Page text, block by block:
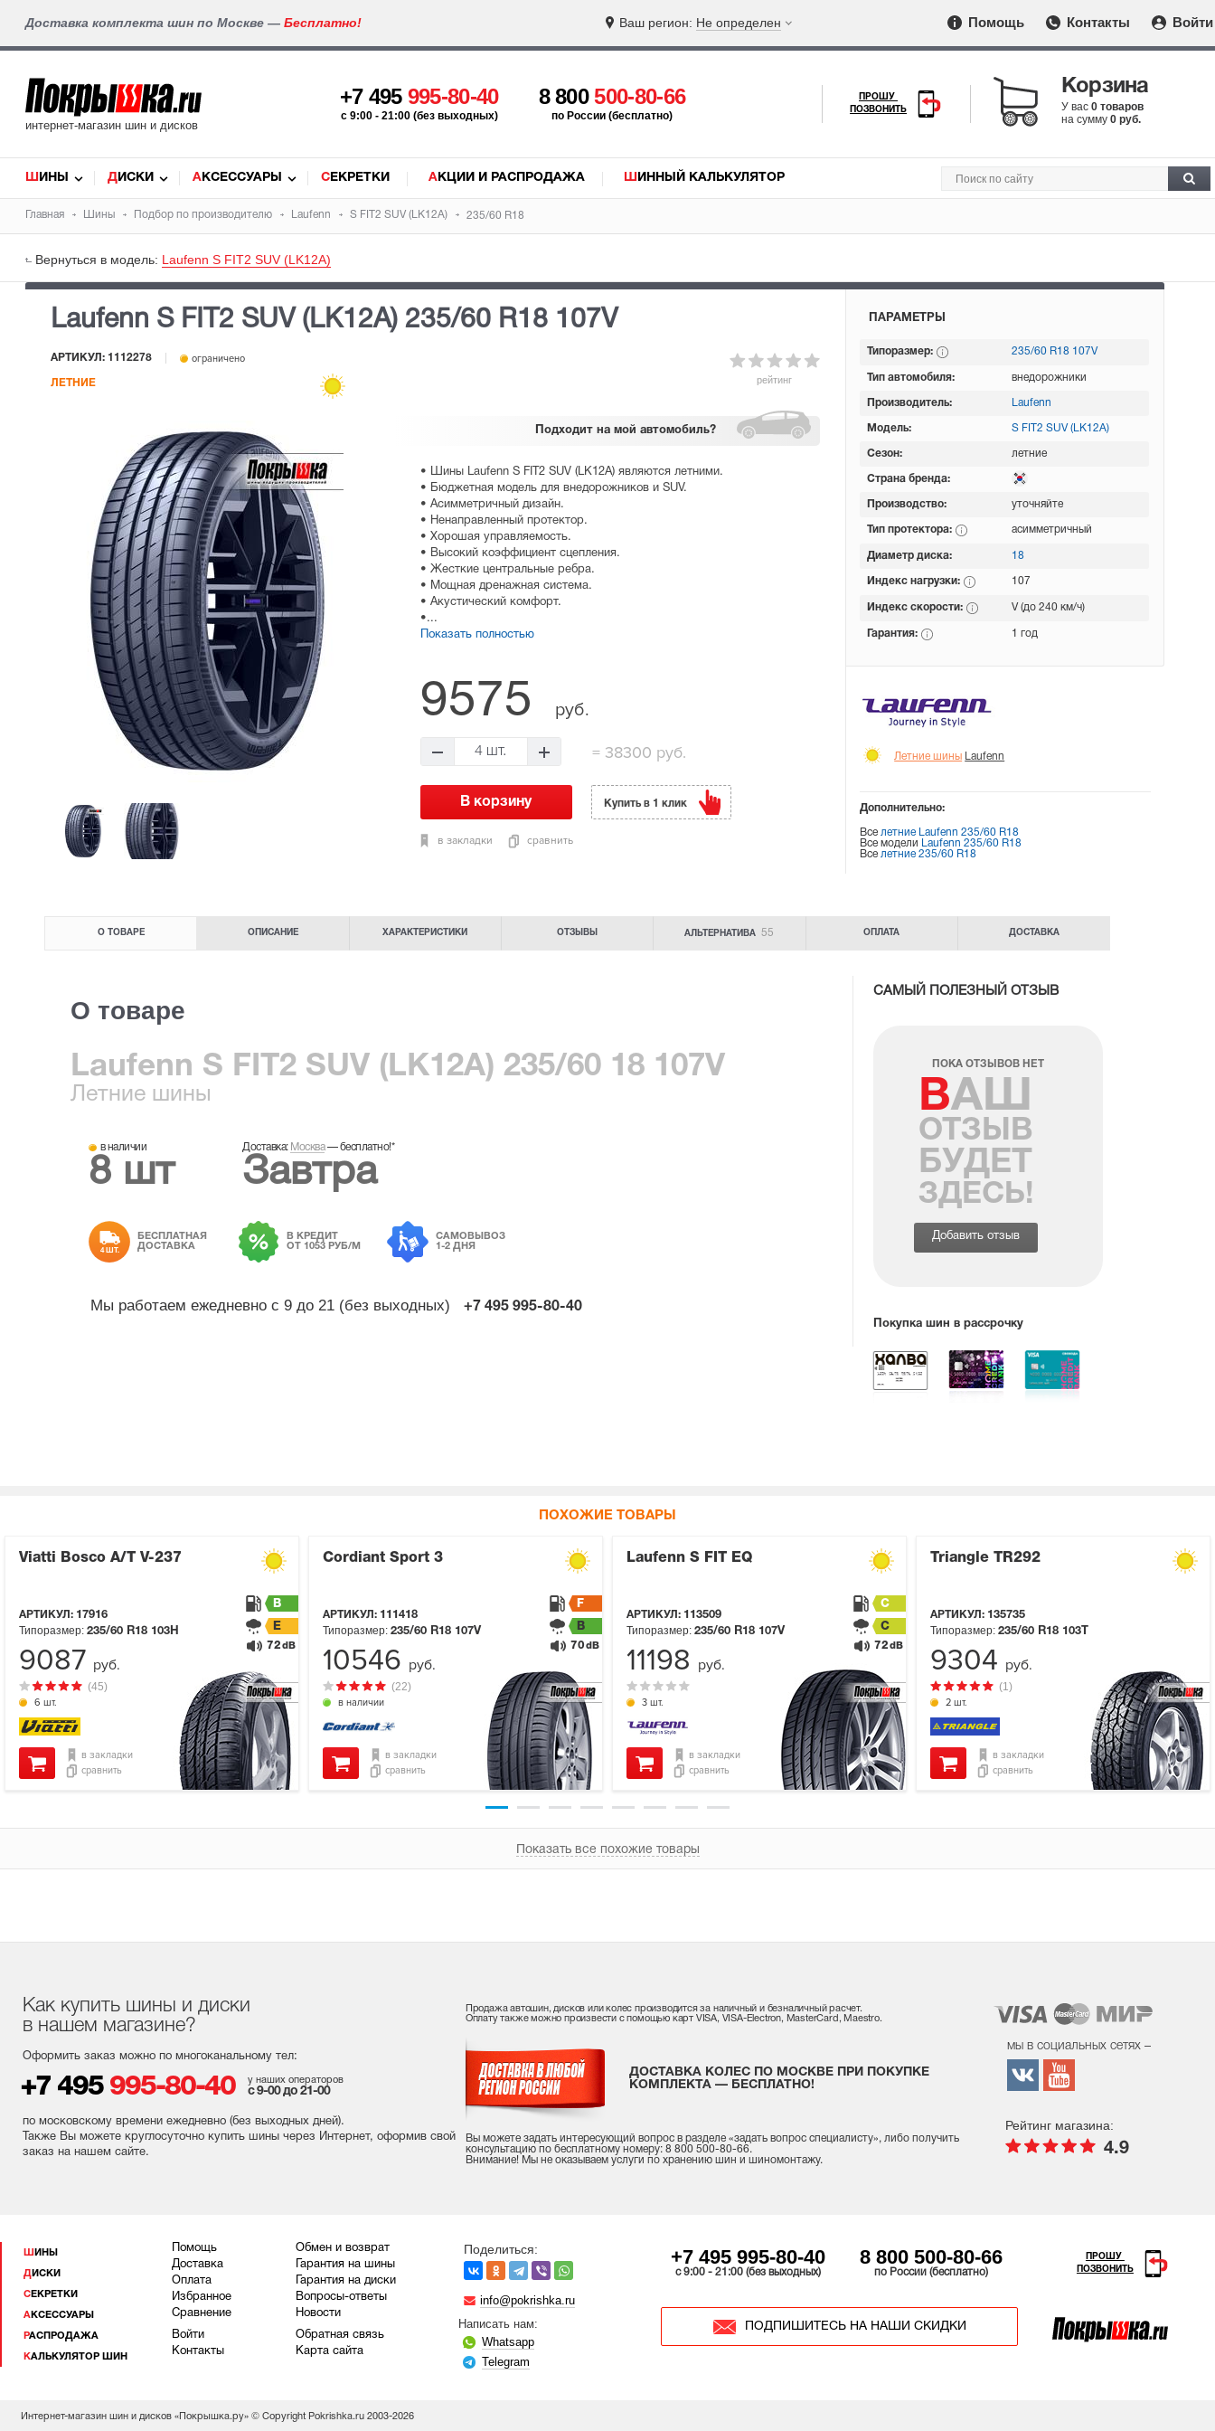
Доставка комплекта шин по Москве — Бесплатно! Ваш регион: Не определен Помощь Контакты Войти
интернет-магазин шин и дисков
+7 495 995-80-40
c 9:00 - 21:00 (без выходных)
8 800500-80-66
по России (бесплатно)
ПРОШУ
ПОЗВОНИТЬ
Корзина
У вас 0 товаров
на сумму 0 руб.
ШИНЫ ДИСКИ АКСЕССУАРЫ СЕКРЕТКИ АКЦИИ И РАСПРОДАЖА ШИННЫЙ КАЛЬКУЛЯТОР
Главная Шины Подбор по производителю Laufenn S FIT2 SUV (LK12A) 235/60 R18
Вернуться в модель: Laufenn S FIT2 SUV (LK12A)
Laufenn S FIT2 SUV (LK12A) 235/60 R18 107V
рейтинг
АРТИКУЛ: 1112278 ограничено
ЛЕТНИЕ
Подходит на мой автомобиль?
• Шины Laufenn S FIT2 SUV (LK12A) являются летними.
• Бюджетная модель для внедорожников и SUV.
• Асимметричный дизайн.
• Ненаправленный протектор.
• Хорошая управляемость.
• Высокий коэффициент сцепления.
• Жесткие центральные ребра.
• Мощная дренажная система.
• Акустический комфорт.
•...
Показать полностью
9575 руб.
4 шт. =38300 руб.
в закладки сравнить
Купить в 1 клик
ПАРАМЕТРЫ
Типоразмер: 235/60 R18 107V
Тип автомобиля: внедорожники
Производитель: Laufenn
Модель: S FIT2 SUV (LK12A)
Сезон: летние
Страна бренда:
Производство: уточняйте
Тип протектора: асимметричный
Диаметр диска: 18
Индекс нагрузки: 107
Индекс скорости: V (до 240 км/ч)
Гарантия: 1 год
Летние шины Laufenn
Дополнительно:
Все летние Laufenn 235/60 R18
Все модели
Laufenn 235/60 R18
Все летние 235/60 R18
О ТОВАРЕ ОПИСАНИЕ ХАРАКТЕРИСТИКИ ОТЗЫВЫ АЛЬТЕРНАТИВА 55 ОПЛАТА ДОСТАВКА
О товаре
Laufenn S FIT2 SUV (LK12A) 235/60 18 107V
Летние шины
в наличии
8 шт
Доставка: Москва—бесплатно!*
Завтра
4 ШТ.
БЕСПЛАТНАЯ
ДОСТАВКА
В КРЕДИТ
ОТ 1053 РУБ/М
САМОВЫВОЗ
1-2 ДНЯ
Мы работаем ежедневно с 9 до 21 (без выходных) +7 495 995-80-40
САМЫЙ ПОЛЕЗНЫЙ ОТЗЫВ
ПОКА ОТЗЫВОВ НЕТ
ВАШ
ОТЗЫВ
БУДЕТ
ЗДЕСЬ!
Добавить отзыв
Покупка шин в рассрочку
ПОХОЖИЕ ТОВАРЫ
Viatti Bosco A/T V-237
АРТИКУЛ: 17916
6 шт.
(45)
Типоразмер: 235/60 R18 103H
B
E
72 dB
в закладки
сравнить
9087 руб.
Cordiant Sport 3
АРТИКУЛ: 111418
в наличии
(22)
Типоразмер: 235/60 R18 107V
F
B
70 dB
в закладки
сравнить
10546 руб.
Laufenn S FIT EQ
АРТИКУЛ: 113509
3 шт.
Типоразмер: 235/60 R18 107V
C
C
72 dB
в закладки
сравнить
11198 руб.
Triangle TR292
АРТИКУЛ: 135735
2 шт.
(1)
Типоразмер: 235/60 R18 103T
в закладки
сравнить
9304 руб.
Показать все похожие товары
Как купить шины и диски
в нашем магазине?
Оформить заказ можно по многоканальному тел:
+7 495 995-80-40 у наших операторов
с 9-00 до 21-00
по московскому времени ежедневно (без выходных дней).
Также Вы можете круглосуточно купить шины через Интернет, оформив свой
заказ на нашем сайте.
Продажа автошин, дисков или колес производится за наличный и безналичный расчет.
Оплату также можно произвести с помощью карт VISA, VISA-Electron, MasterCard, Maestro.
ДОСТАВКА КОЛЕС ПО МОСКВЕ ПРИ ПОКУПКЕ
КОМПЛЕКТА — БЕСПЛАТНО!
Вы можете задать интересующий вопрос в разделе «задать вопрос специалисту», либо получить
консультацию по бесплатному номеру: 8 800 500-80-66.
Внимание! Мы не оказываем услуги по хранению шин и шиномонтажу.
мы в социальных сетях –
Рейтинг магазина:
4.9
ШИНЫ
ДИСКИ
СЕКРЕТКИ
АКСЕССУАРЫ
РАСПРОДАЖА
КАЛЬКУЛЯТОР ШИН
Помощь
Доставка
Оплата
Избранное
Сравнение
Войти
Контакты
Обмен и возврат
Гарантия на шины
Гарантия на диски
Вопросы-ответы
Новости
Обратная связь
Карта сайта
Поделиться:
info@pokrishka.ru
Написать нам:
Whatsapp
Telegram
+7 495 995-80-40
c 9:00 - 21:00 (без выходных)
8 800 500-80-66
по России (бесплатно)
ПОДПИШИТЕСЬ НА НАШИ СКИДКИ
ПРОШУ
ПОЗВОНИТЬ
Интернет-магазин шин и дисков «Покрышка.ру» © Copyright Pokrishka.ru 2003-2026